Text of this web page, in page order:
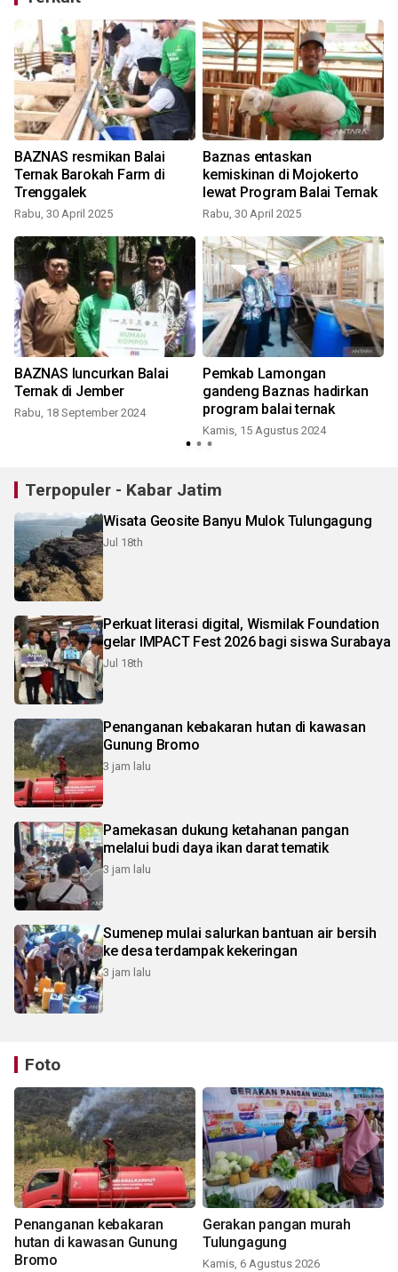
BAZNAS resmikan Balai
Ternak Barokah Farm di
Trenggalek
Rabu, 30 April 2025
Baznas entaskan
kemiskinan di Mojokerto
lewat Program Balai Ternak
Rabu, 30 April 2025
BAZNAS luncurkan Balai
Ternak di Jember
Rabu, 18 September 2024
Pemkab Lamongan
gandeng Baznas hadirkan
program balai ternak
Kamis, 15 Agustus 2024
Terpopuler - Kabar Jatim
Wisata Geosite Banyu Mulok Tulungagung
Jul 18th
Perkuat literasi digital, Wismilak Foundation
gelar IMPACT Fest 2026 bagi siswa Surabaya
Jul 18th
Penanganan kebakaran hutan di kawasan
Gunung Bromo
3 jam lalu
Pamekasan dukung ketahanan pangan
melalui budi daya ikan darat tematik
3 jam lalu
Sumenep mulai salurkan bantuan air bersih
ke desa terdampak kekeringan
3 jam lalu
Foto
Penanganan kebakaran
hutan di kawasan Gunung
Bromo
Gerakan pangan murah
Tulungagung
Kamis, 6 Agustus 2026